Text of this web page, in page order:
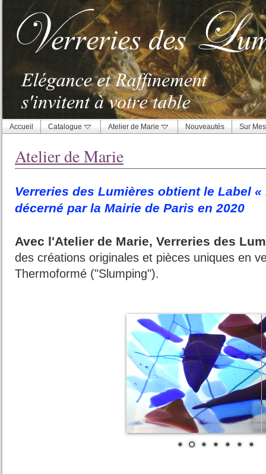
Accueil Catalogue Atelier de Marie Nouveautés Sur
Atelier de Marie
Verreries des Lumières obtient le Label «
décerné par la Mairie de Paris en 2020
Avec l'Atelier de Marie, Verreries des
des créations originales et pièces uniques en
Thermoformé ("Slumping").